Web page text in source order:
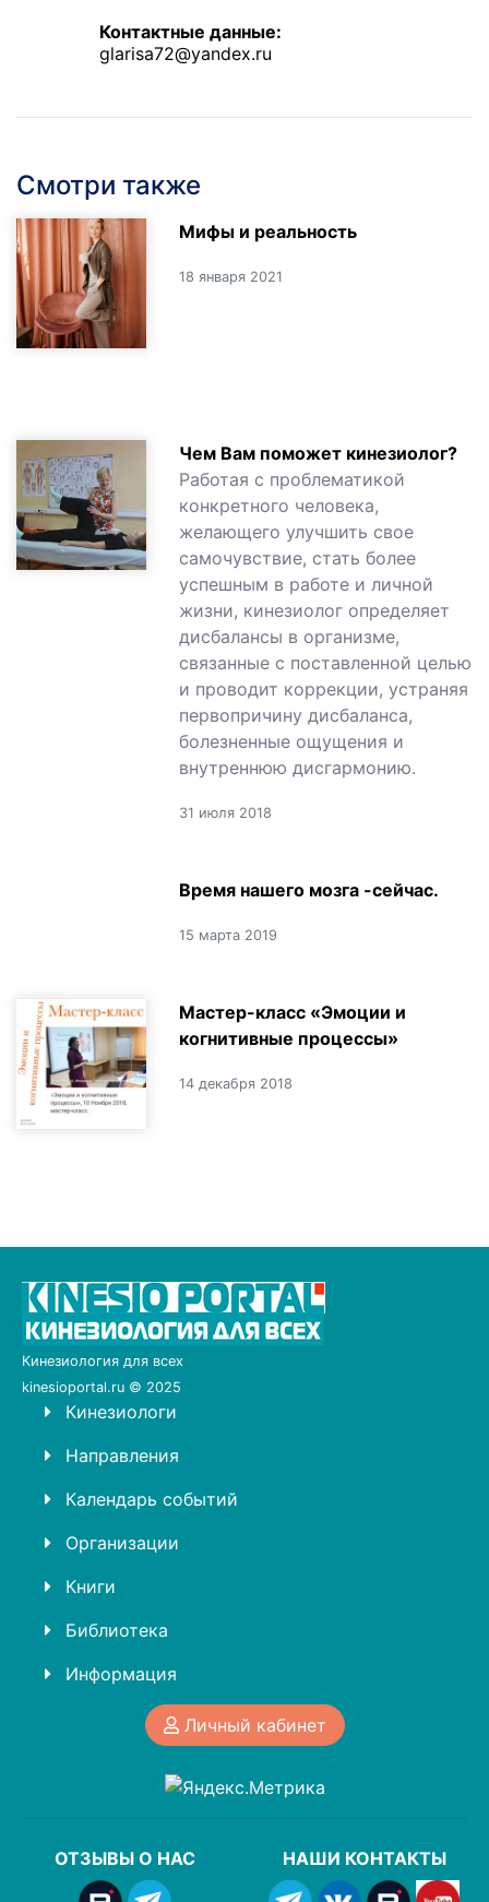
Контактные данные:
glarisa72@yandex.ru
Смотри также
Мифы и реальность
18 января 2021
Чем Вам поможет кинезиолог?
Работая с проблематикой
конкретного человека,
желающего улучшить свое
самочувствие, стать более
успешным в работе и личной
жизни, кинезиолог определяет
дисбалансы в организме,
связанные с поставленной целью
и проводит коррекции, устраняя
первопричину дисбаланса,
болезненные ощущения и
внутреннюю дисгармонию.
31 июля 2018
Время нашего мозга -сейчас.
15 марта 2019
Мастер-класс «Эмоции и
когнитивные процессы»
14 декабря 2018
Кинезиология для всех
kinesioportal.ru © 2025
Кинезиологи
Направления
Календарь событий
Организации
Книги
Библиотека
Информация
Личный кабинет
ОТЗЫВЫ О НАС НАШИ КОНТАКТЫ